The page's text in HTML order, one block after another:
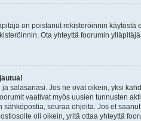
on poistanut rekisteröinnin
Ota yhteyttä foorumin
salasanasi. Jos ne ovat oikein, yksi
vaativat myös uusien tunnusten
sähköpostia, seuraa ohjeita. Jos et
oli oikein, yritä ottaa yhteyttä